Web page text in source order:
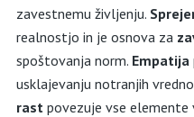
zavestnemu življenju.
realnostjo in je osnova za
spoštovanja norm. Empatija
usklajevanju notranjih
rast povezuje vse